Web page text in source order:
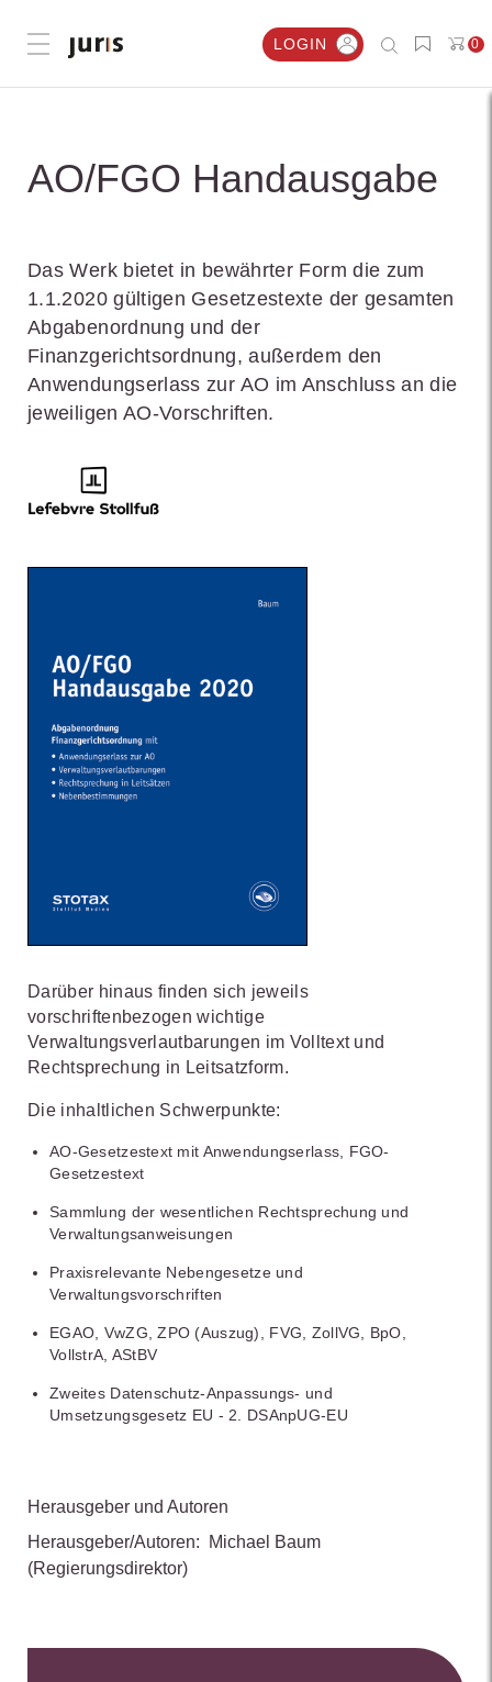
Menü öffnen LOGIN 0
AO/FGO Handausgabe
Das Werk bietet in bewährter Form die zum
1.1.2020 gültigen Gesetzestexte der gesamten
Abgabenordnung und der
Finanzgerichtsordnung, außerdem den
Anwendungserlass zur AO im Anschluss an die
jeweiligen AO-Vorschriften.
Darüber hinaus finden sich jeweils
vorschriftenbezogen wichtige
Verwaltungsverlautbarungen im Volltext und
Rechtsprechung in Leitsatzform.
Die inhaltlichen Schwerpunkte:
AO-Gesetzestext mit Anwendungserlass, FGO-
Gesetzestext
Sammlung der wesentlichen Rechtsprechung und
Verwaltungsanweisungen
Praxisrelevante Nebengesetze und
Verwaltungsvorschriften
EGAO, VwZG, ZPO (Auszug), FVG, ZollVG, BpO,
VollstrA, AStBV
Zweites Datenschutz-Anpassungs- und
Umsetzungsgesetz EU - 2. DSAnpUG-EU
Herausgeber und Autoren
Herausgeber/Autoren:
Michael Baum
(Regierungsdirektor)